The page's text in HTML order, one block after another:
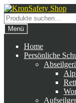
Zur
Navigation
springen
Zum
Inhalt
springen
Suche
nach:
Menü
Home
Persönliche